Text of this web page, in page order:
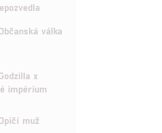
válka
x
impérium
muž